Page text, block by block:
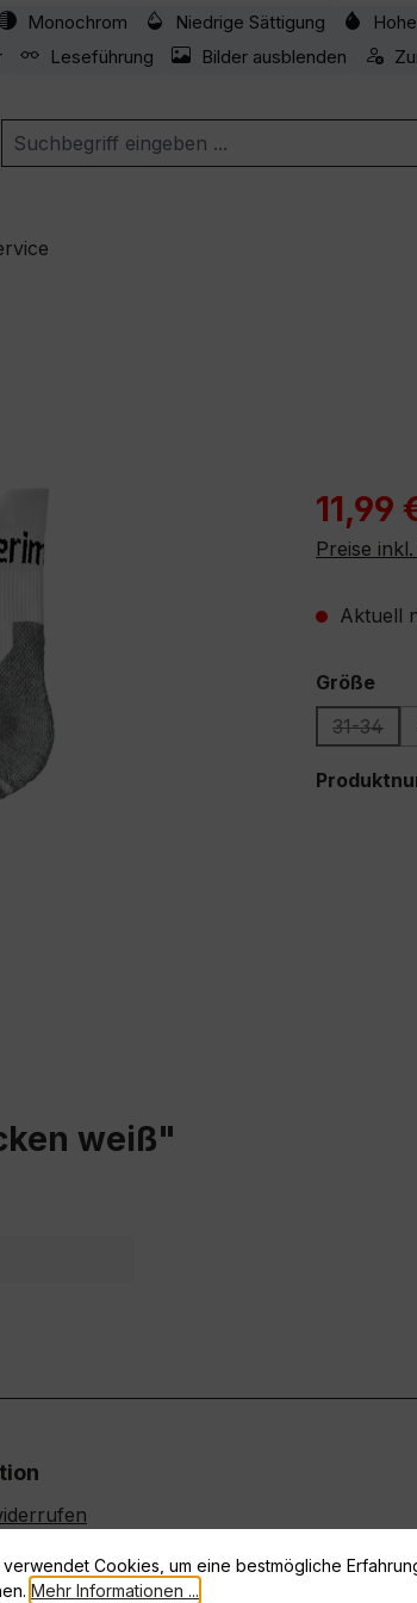
Monochrom Niedrige Sättigung
Leseführung Bilder ausblenden
11,99
Preise
Aktuell
Größe
31-34
(Diese
weiß"
Cookies, um eine bestmögliche
Mehr Informationen ...